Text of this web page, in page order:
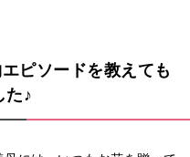
ピソードを教えても
た♪